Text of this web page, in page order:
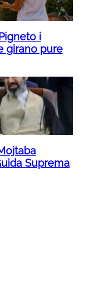
i
girano pure
Suprema